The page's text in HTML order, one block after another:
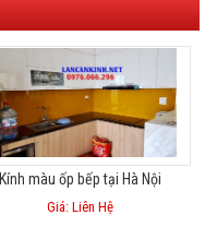
Kính màu ốp bếp tại Hà Nội
Giá: Liên Hệ